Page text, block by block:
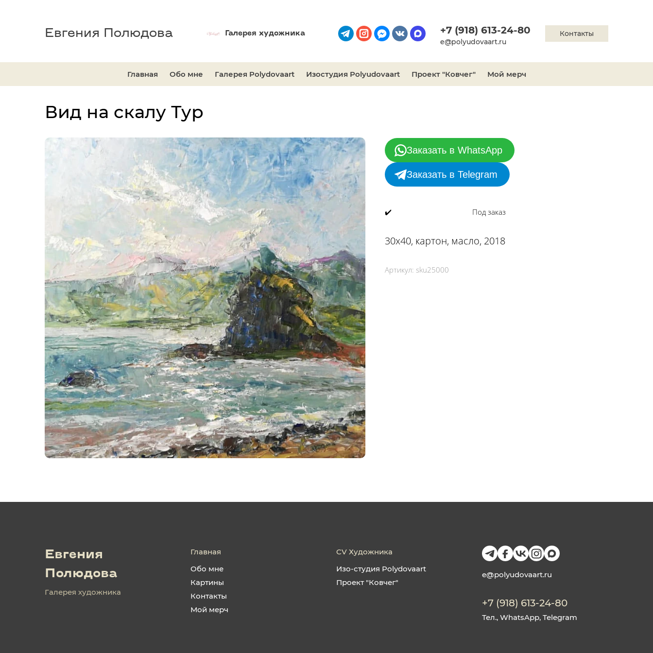
Евгения Полюдова Галерея художника +7 (918) 613-24-80
e@polyudovaart.ru
Контакты
Главная Обо мне Галерея Polydovaart Изостудия Polyudovaart Проект "Ковчег" Мой мерч
Вид на скалу Тур
Заказать в WhatsApp
Заказать в Telegram
✔️ Под заказ
30х40, картон, масло, 2018
Артикул: sku25000
Евгения
Полюдова
Галерея художника
Главная
Обо мне
Картины
Контакты
Мой мерч
CV Художника
Изо-студия Polydovaart
Проект "Ковчег"
e@polyudovaart.ru
+7 (918) 613-24-80
Тел., WhatsApp, Telegram